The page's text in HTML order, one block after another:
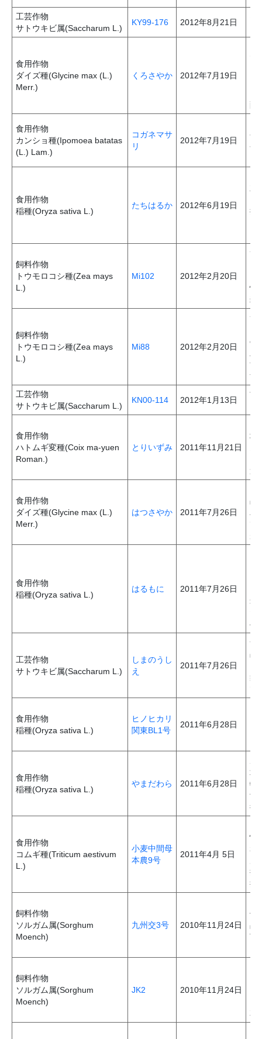
工芸作物
サトウキビ属(Saccharum L.)
KY99-176 2012年8月21日
食用作物
ダイズ種(Glycine max (L.)
Merr.)
くろさやか 2012年7月19日
酵
食用作物
カンショ種(Ipomoea batatas
(L.) Lam.)
コガネマサ
リ
2012年7月19日
や
や
食用作物
稲種(Oryza sativa L.)
たちはるか 2012年6月19日
抗
飼料作物
トウモロコシ種(Zea mays
L.)
Mi102 2012年2月20日
サ
性
雑
飼料作物
トウモロコシ種(Zea mays
L.)
Mi88 2012年2月20日
サ
の
す
す
工芸作物
サトウキビ属(Saccharum L.)
KN00-114 2012年1月13日
甘
食用作物
ハトムギ変種(Coix ma-yuen
Roman.)
とりいずみ 2011年11月21日
培
適
食用作物
ダイズ種(Glycine max (L.)
Merr.)
はつさやか 2011年7月26日
品
バ
が
食用作物
稲種(Oryza sativa L.)
はるもに 2011年7月26日
米
へ
工芸作物
サトウキビ属(Saccharum L.)
しまのうし
え
2011年7月26日
奄
品
象
食用作物
稲種(Oryza sativa L.)
ヒノヒカリ
関東BL1号
2011年6月28日
食用作物
稲種(Oryza sativa L.)
やまだわら 2011年6月28日
北
特
飯
待
食用作物
コムギ種(Triticum aestivum
L.)
小麦中間母
本農9号
2011年4月 5日
性
れ
抗
抗
飼料作物
ソルガム属(Sorghum
Moench)
九州交3号 2010年11月24日
伝
品
飼料作物
ソルガム属(Sorghum
Moench)
JK2 2010年11月24日
花